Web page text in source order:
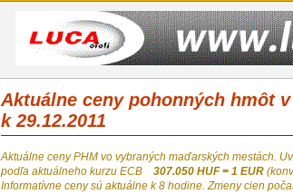
Aktuálne ceny pohonných hmôt
k 29.12.2011
Aktuálne ceny PHM vo vybraných maďarských mestách.
podľa aktuálneho kurzu ECB 307.050 HUF = 1 EUR
Informatívne ceny sú aktuálne k 8 hodine. Zmeny cien